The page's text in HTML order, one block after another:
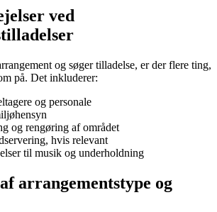
ved
og søger tilladelse, er der flere ting,
på. Det inkluderer:
og personale
og rengøring af området
hvis relevant
til musik og underholdning
arrangementstype og